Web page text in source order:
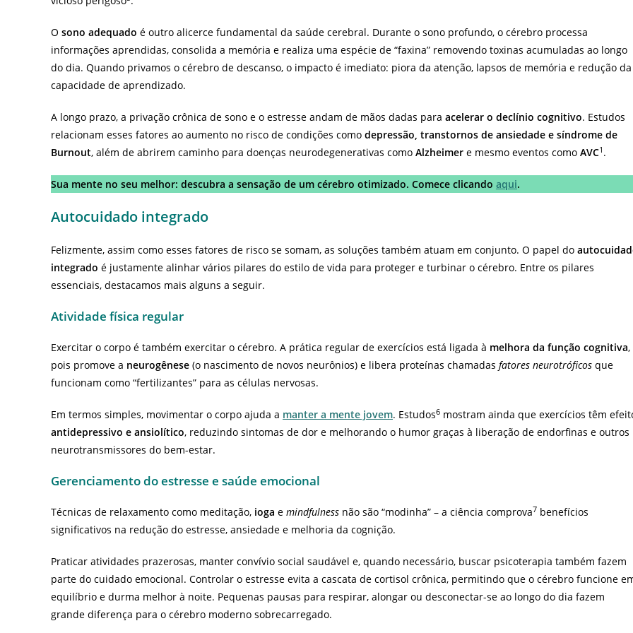
O sono adequado é outro alicerce fundamental da saúde cerebral. Durante o sono profundo, o cérebro processa
informações aprendidas, consolida a memória e realiza uma espécie de “faxina” removendo toxinas acumuladas ao longo
do dia. Quando privamos o cérebro de descanso, o impacto é imediato: piora da atenção, lapsos de memória e redução da
capacidade de aprendizado.
A longo prazo, a privação crônica de sono e o estresse andam de mãos dadas para acelerar o declínio cognitivo. Estudos
relacionam esses fatores ao aumento no risco de condições como depressão, transtornos de ansiedade e síndrome de
Burnout, além de abrirem caminho para doenças neurodegenerativas como Alzheimer e mesmo eventos como AVC1 .
Sua mente no seu melhor: descubra a sensação de um cérebro otimizado. Comece clicando aqui.
Autocuidado integrado
Felizmente, assim como esses fatores de risco se somam, as soluções também atuam em conjunto. O papel do
integrado é justamente alinhar vários pilares do estilo de vida para proteger e turbinar o cérebro. Entre os pilares
essenciais, destacamos mais alguns a seguir.
Atividade física regular
Exercitar o corpo é também exercitar o cérebro. A prática regular de exercícios está ligada à melhora da função cognitiva,
pois promove a neurogênese (o nascimento de novos neurônios) e libera proteínas chamadas fatores neurotróficos que
funcionam como “fertilizantes” para as células nervosas.
Em termos simples, movimentar o corpo ajuda a manter a mente jovem. Estudos6 mostram ainda que exercícios têm
antidepressivo e ansiolítico, reduzindo sintomas de dor e melhorando o humor graças à liberação de endorfinas e outros
neurotransmissores do bem-estar.
Gerenciamento do estresse e saúde emocional
Técnicas de relaxamento como meditação, ioga e mindfulness não são “modinha” – a ciência comprova7 benefícios
significativos na redução do estresse, ansiedade e melhoria da cognição.
Praticar atividades prazerosas, manter convívio social saudável e, quando necessário, buscar psicoterapia também fazem
parte do cuidado emocional. Controlar o estresse evita a cascata de cortisol crônica, permitindo que o cérebro funcione
equilíbrio e durma melhor à noite. Pequenas pausas para respirar, alongar ou desconectar-se ao longo do dia fazem
grande diferença para o cérebro moderno sobrecarregado.